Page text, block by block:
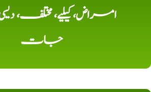
امراض، کیلیے، مختلف،
جات